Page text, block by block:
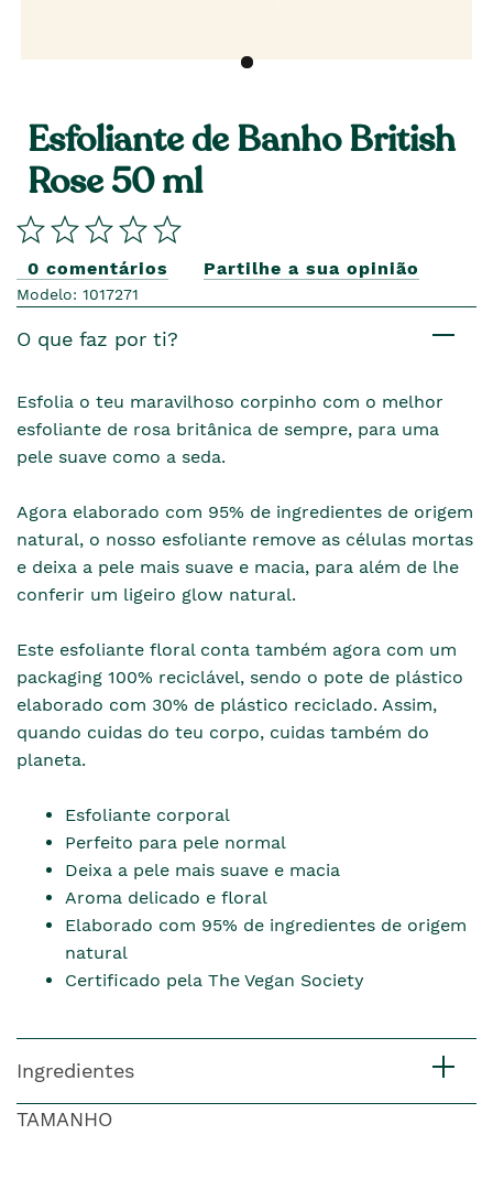
Esfoliante de Banho British
Rose 50 ml
0 comentários Partilhe a sua opinião
Modelo: 1017271
O que faz por ti?
Esfolia o teu maravilhoso corpinho com o melhor
esfoliante de rosa britânica de sempre, para uma
pele suave como a seda.
Agora elaborado com 95% de ingredientes de origem
natural, o nosso esfoliante remove as células mortas
e deixa a pele mais suave e macia, para além de lhe
conferir um ligeiro glow natural.
Este esfoliante floral conta também agora com um
packaging 100% reciclável, sendo o pote de plástico
elaborado com 30% de plástico reciclado. Assim,
quando cuidas do teu corpo, cuidas também do
planeta.
Esfoliante corporal
Perfeito para pele normal
Deixa a pele mais suave e macia
Aroma delicado e floral
Elaborado com 95% de ingredientes de origem
natural
Certificado pela The Vegan Society
Ingredientes
TAMANHO